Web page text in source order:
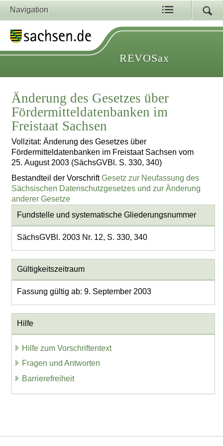
Navigation
REVOSax
Änderung des Gesetzes über
Fördermitteldatenbanken im
Freistaat Sachsen
Vollzitat: Änderung des Gesetzes über
Fördermitteldatenbanken im Freistaat Sachsen vom
25. August 2003 (SächsGVBl. S. 330, 340)
Bestandteil der VorschriftGesetz zur Neufassung des
Sächsischen Datenschutzgesetzes und zur Änderung
anderer Gesetze
Fundstelle und systematische Gliederungsnummer
SächsGVBl. 2003 Nr. 12, S. 330, 340
Gültigkeitszeitraum
Fassung gültig ab: 9. September 2003
Hilfe
Hilfe zum Vorschriftentext
Fragen und Antworten
Barrierefreiheit